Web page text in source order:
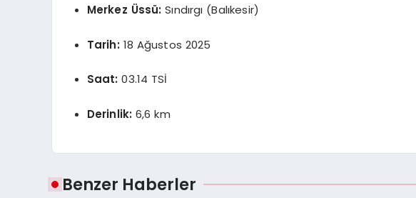
Merkez Üssü: Sındırgı (Balıkesir)
Tarih: 18 Ağustos 2025
Saat: 03.14 TSİ
Derinlik: 6,6 km
Benzer Haberler